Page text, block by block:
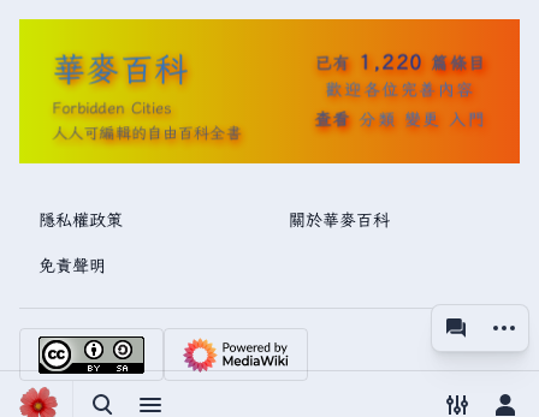
視圖
更多
華麥百科
Forbidden Cities
人人可編輯的自由百科全書
已有 1,220 篇條目
歡迎各位完善內容
查看 分類 變更 入門
隱私權政策 關於華麥百科
免責聲明